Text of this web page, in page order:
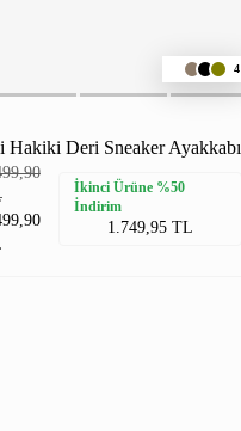
4
Hakiki Deri Sneaker Ayakkabı
İkinci Ürüne %50
İndirim
1.749,95 TL